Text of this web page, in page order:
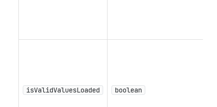
isValidValuesLoaded boolean